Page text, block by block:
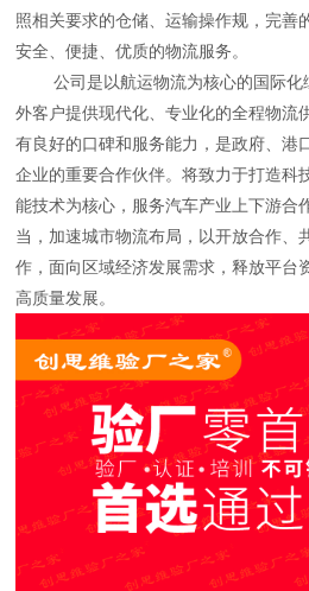
照相关要求的仓储、运输操作规，完善
安全、便捷、优质的物流服务。
公司是以航运物流为核心的国际化
外客户提供现代化、专业化的全程物流
有良好的口碑和服务能力，是政府、港
企业的重要合作伙伴。将致力于打造科
能技术为核心，服务汽车产业上下游合
当，加速城市物流布局，以开放合作、
作，面向区域经济发展需求，释放平台
高质量发展。